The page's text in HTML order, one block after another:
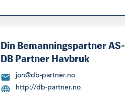
Din Bemanningspartner AS-
DB Partner Havbruk
jon@db-partner.no
http://db-partner.no